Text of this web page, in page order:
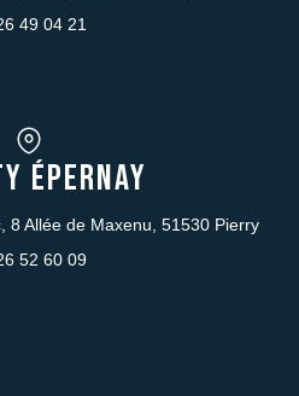
49 04 21
Épernay
8 Allée de Maxenu, 51530 Pierry
52 60 09